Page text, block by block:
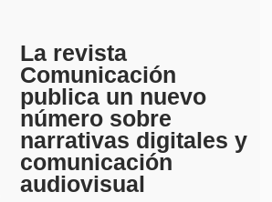
La revista
Comunicación
publica un nuevo
número sobre
narrativas digitales y
comunicación
audiovisual